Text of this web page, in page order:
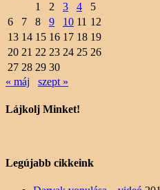
1
2 3 4
5
6
7 8 9 10 11 12
13 14 15 16 17 18 19
20 21 22 23 24 25 26
27 28 29 30
« máj
szept »
Lájkolj Minket!
Legújabb cikkeink